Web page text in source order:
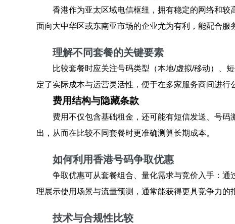
香港作为亚太区域电信枢纽，拥有稳定的网络和
面向大中华区或东南亚市场的企业尤为有利，能配合服
理解不同套餐的关键要素
比较套餐时应关注号码类型（本地/虚拟/移动）、
定了实际成本与运营灵活性，便于在多家服务商间进行
费用结构与隐藏条款
费用不仅包含基础租金，还可能有短信发送、号
出，从而在比较不同套餐时更准确测算长期成本。
如何利用香港号码争取优惠
争取优惠可从套餐组合、量化需求与竞价入手：
理展示使用场景与流量预测，通常能获得更具竞争力的
技术与合规性比较